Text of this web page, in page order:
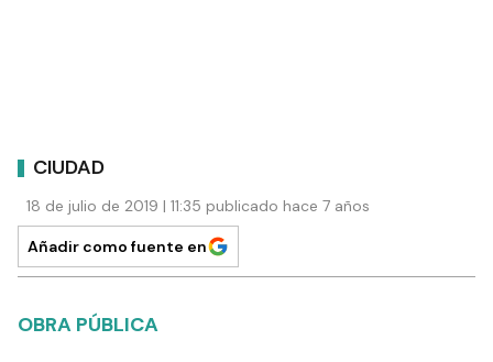
CIUDAD
18 de julio de 2019 | 11:35 publicado hace 7 años
Añadir como fuente en
OBRA PÚBLICA